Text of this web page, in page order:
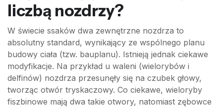
liczbą nozdrzy?
W świecie ssaków dwa zewnętrzne nozdrza to
absolutny standard, wynikający ze wspólnego planu
budowy ciała (tzw. bauplanu). Istnieją jednak ciekawe
modyfikacje. Na przykład u waleni (wielorybów i
delfinów) nozdrza przesunęły się na czubek głowy,
tworząc otwór tryskaczowy. Co ciekawe, wieloryby
fiszbinowe mają dwa takie otwory, natomiast zębowce